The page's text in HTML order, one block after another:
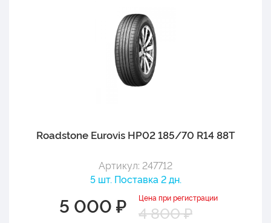
Roadstone Eurovis HP02 185/70 R14 88T
Артикул: 247712
5 шт. Поставка 2 дн.
5 000 ₽ Цена при регистрации
4 800 ₽